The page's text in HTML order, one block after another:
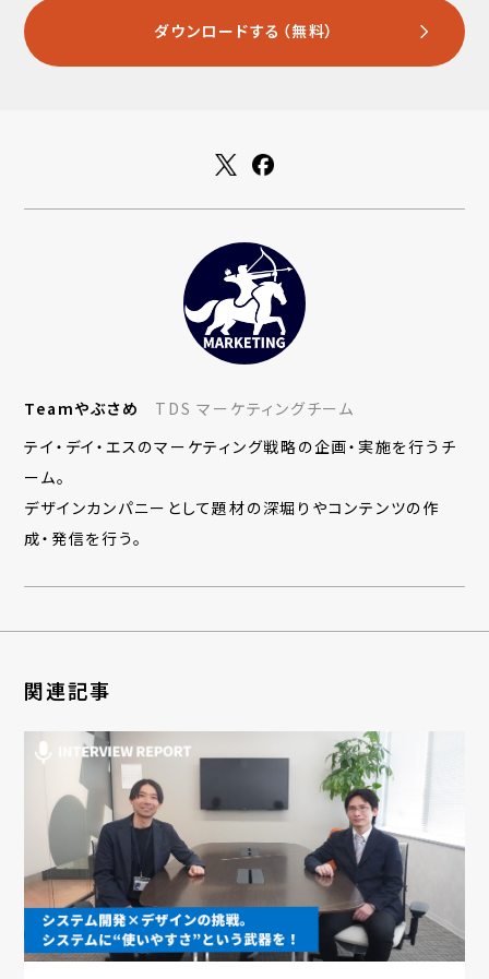
ダウンロードする（無料）
Teamやぶさめ
TDS マーケティングチーム
テイ・デイ・エスのマーケティング戦略の企画・実施を行うチ
ーム。
デザインカンパニーとして題材の深堀りやコンテンツの作
成・発信を行う。
関連記事